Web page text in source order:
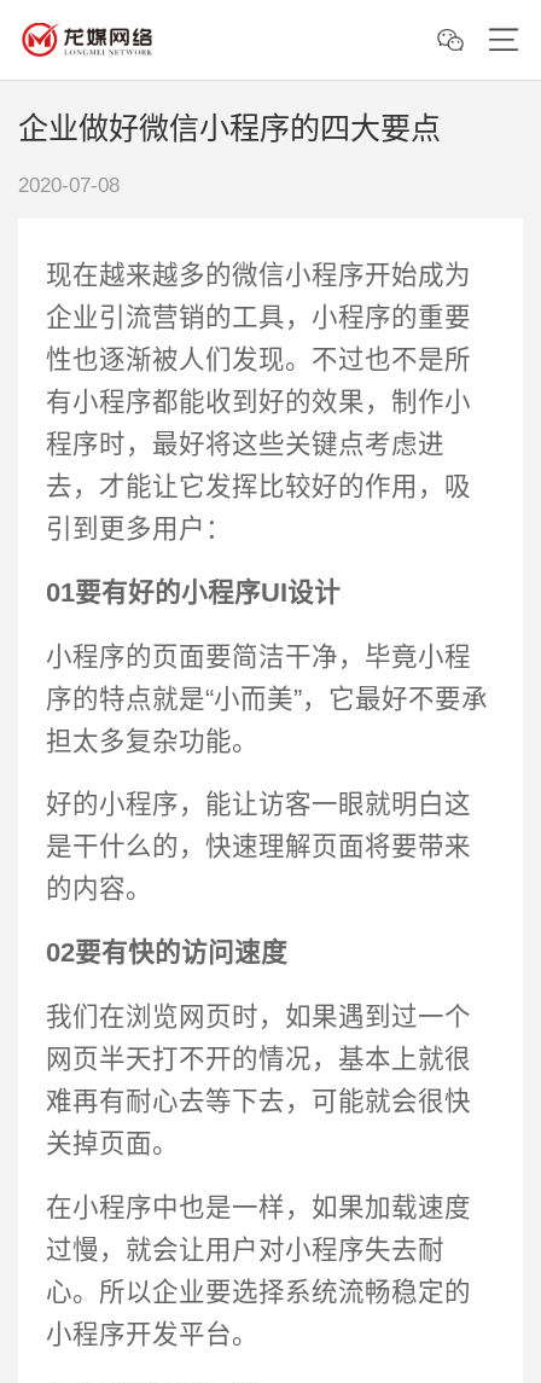
企业做好微信小程序的四大要点
2020-07-08
现在越来越多的微信小程序开始成为
企业引流营销的工具，小程序的重要
性也逐渐被人们发现。不过也不是所
有小程序都能收到好的效果，制作小
程序时，最好将这些关键点考虑进
去，才能让它发挥比较好的作用，吸
引到更多用户：
01要有好的小程序UI设计
小程序的页面要简洁干净，毕竟小程
序的特点就是“小而美”，它最好不要承
担太多复杂功能。
好的小程序，能让访客一眼就明白这
是干什么的，快速理解页面将要带来
的内容。
02要有快的访问速度
我们在浏览网页时，如果遇到过一个
网页半天打不开的情况，基本上就很
难再有耐心去等下去，可能就会很快
关掉页面。
在小程序中也是一样，如果加载速度
过慢，就会让用户对小程序失去耐
心。所以企业要选择系统流畅稳定的
小程序开发平台。